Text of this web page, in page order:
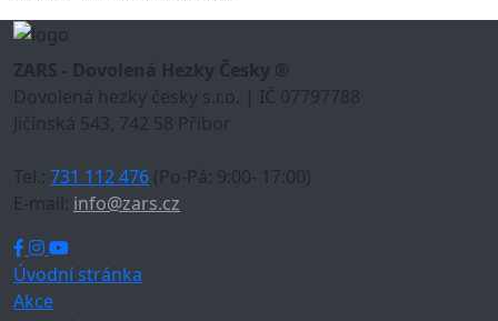
ZARS - Dovolená Hezky Česky ®
Dovolená hezky česky s.r.o. | IČ 07797788
Jičínská 543, 742 58 Příbor
Tel.: 731 112 476 (Po-Pá: 9:00- 17:00)
E-mail: info@zars.cz
Úvodní stránka
Akce